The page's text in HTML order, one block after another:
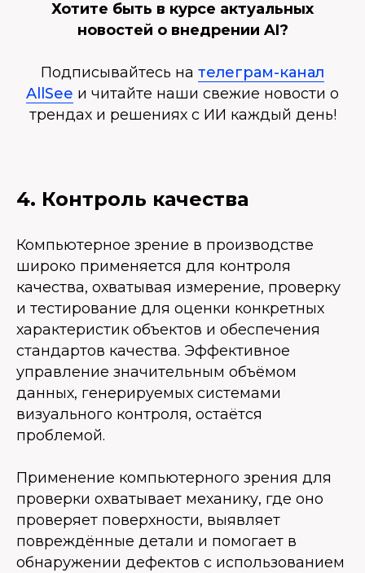
Хотите быть в курсе актуальных
новостей о внедрении AI?
Подписывайтесь на телеграм-канал
AllSee и читайте наши свежие новости о
трендах и решениях с ИИ каждый день!
4. Контроль качества
Компьютерное зрение в производстве
широко применяется для контроля
качества, охватывая измерение, проверку
и тестирование для оценки конкретных
характеристик объектов и обеспечения
стандартов качества. Эффективное
управление значительным объёмом
данных, генерируемых системами
визуального контроля, остаётся
проблемой.
Применение компьютерного зрения для
проверки охватывает механику, где оно
проверяет поверхности, выявляет
повреждённые детали и помогает в
обнаружении дефектов с использованием